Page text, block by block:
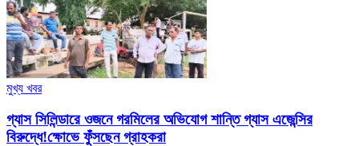
মুখ্য খবর
গ্যাস সিলিন্ডারে ওজনে গরমিলের অভিযোগ শান্তি গ্যাস এজেন্সির
বিরুদ্ধে!ক্ষোভে ফুঁসছেন গ্রাহকরা